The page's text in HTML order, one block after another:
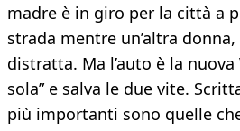
madre è in giro per la città a
strada mentre un’altra
distratta. Ma l’auto è la nuova
sola” e salva le due vite.
più importanti sono quelle